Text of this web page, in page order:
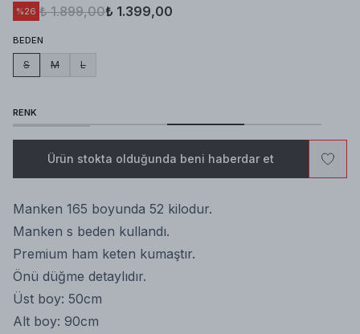
%26 ₺ 1.899,00₺ 1.399,00
BEDEN
S M L
RENK
Ürün stokta olduğunda beni haberdar et
Manken 165 boyunda 52 kilodur.
Manken s beden kullandı.
Premium ham keten kumaştır.
Önü düğme detaylıdır.
Üst boy: 50cm
Alt boy: 90cm